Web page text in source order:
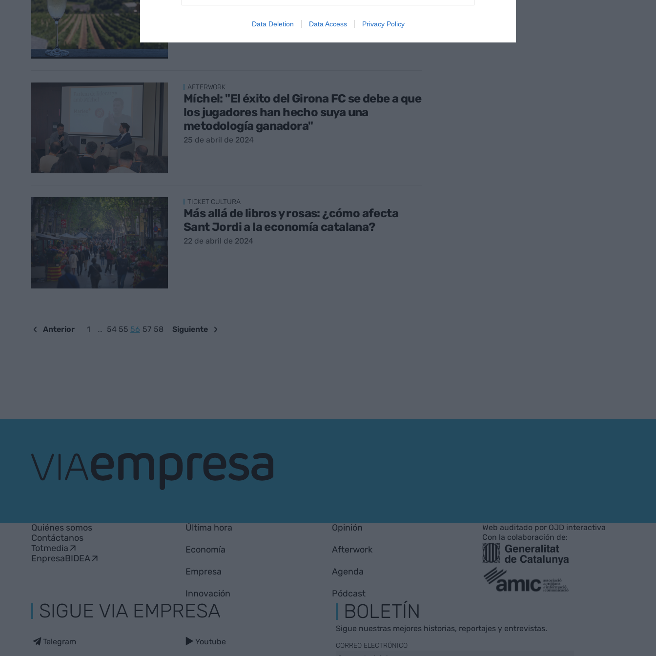
Data Deletion Data Access Privacy Policy
AFTERWORK
Míchel: "El éxito del Girona FC se debe a que
los jugadores han hecho suya una
metodología ganadora"
25 de abril de 2024
TICKET CULTURA
Más allá de libros y rosas: ¿cómo afecta
Sant Jordi a la economía catalana?
22 de abril de 2024
Anterior 1 … 54 55 56 57 58 Siguiente
Quiénes somos
Contáctanos
Totmedia
EnpresaBIDEA
Última hora
Economía
Empresa
Innovación
Opinión
Afterwork
Agenda
Pódcast
Web auditado por OJD interactiva
Con la colaboración de:
SIGUE VIA EMPRESA
Telegram Youtube
BOLETÍN
Sigue nuestras mejores historias, reportajes y entrevistas.
CORREO ELECTRÓNICO